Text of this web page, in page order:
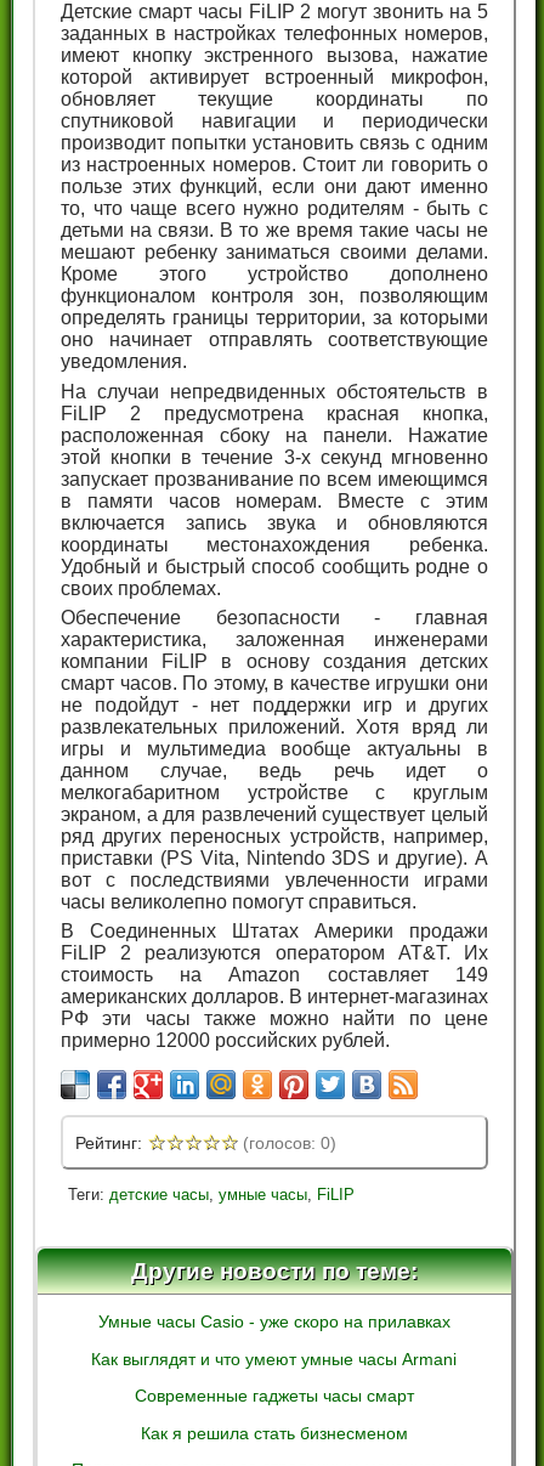
Детские смарт часы FiLIP 2 могут звонить на 5
заданных в настройках телефонных номеров,
имеют кнопку экстренного вызова, нажатие
которой активирует встроенный микрофон,
обновляет текущие координаты по
спутниковой навигации и периодически
производит попытки установить связь с одним
из настроенных номеров. Стоит ли говорить о
пользе этих функций, если они дают именно
то, что чаще всего нужно родителям - быть с
детьми на связи. В то же время такие часы не
мешают ребенку заниматься своими делами.
Кроме этого устройство дополнено
функционалом контроля зон, позволяющим
определять границы территории, за которыми
оно начинает отправлять соответствующие
уведомления.
На случаи непредвиденных обстоятельств в
FiLIP 2 предусмотрена красная кнопка,
расположенная сбоку на панели. Нажатие
этой кнопки в течение 3-х секунд мгновенно
запускает прозванивание по всем имеющимся
в памяти часов номерам. Вместе с этим
включается запись звука и обновляются
координаты местонахождения ребенка.
Удобный и быстрый способ сообщить родне о
своих проблемах.
Обеспечение безопасности - главная
характеристика, заложенная инженерами
компании FiLIP в основу создания детских
смарт часов. По этому, в качестве игрушки они
не подойдут - нет поддержки игр и других
развлекательных приложений. Хотя вряд ли
игры и мультимедиа вообще актуальны в
данном случае, ведь речь идет о
мелкогабаритном устройстве с круглым
экраном, а для развлечений существует целый
ряд других переносных устройств, например,
приставки (PS Vita, Nintendo 3DS и другие). А
вот с последствиями увлеченности играми
часы великолепно помогут справиться.
В Соединенных Штатах Америки продажи
FiLIP 2 реализуются оператором AT&T. Их
стоимость на Amazon составляет 149
американских долларов. В интернет-магазинах
РФ эти часы также можно найти по цене
примерно 12000 российских рублей.
Рейтинг: ☆☆☆☆☆(голосов: 0)
Теги:детские часы,умные часы, FiLIP
Другие новости по теме:
Умные часы Casio - уже скоро на прилавках
Как выглядят и что умеют умные часы Armani
Современные гаджеты часы смарт
Как я решила стать бизнесменом